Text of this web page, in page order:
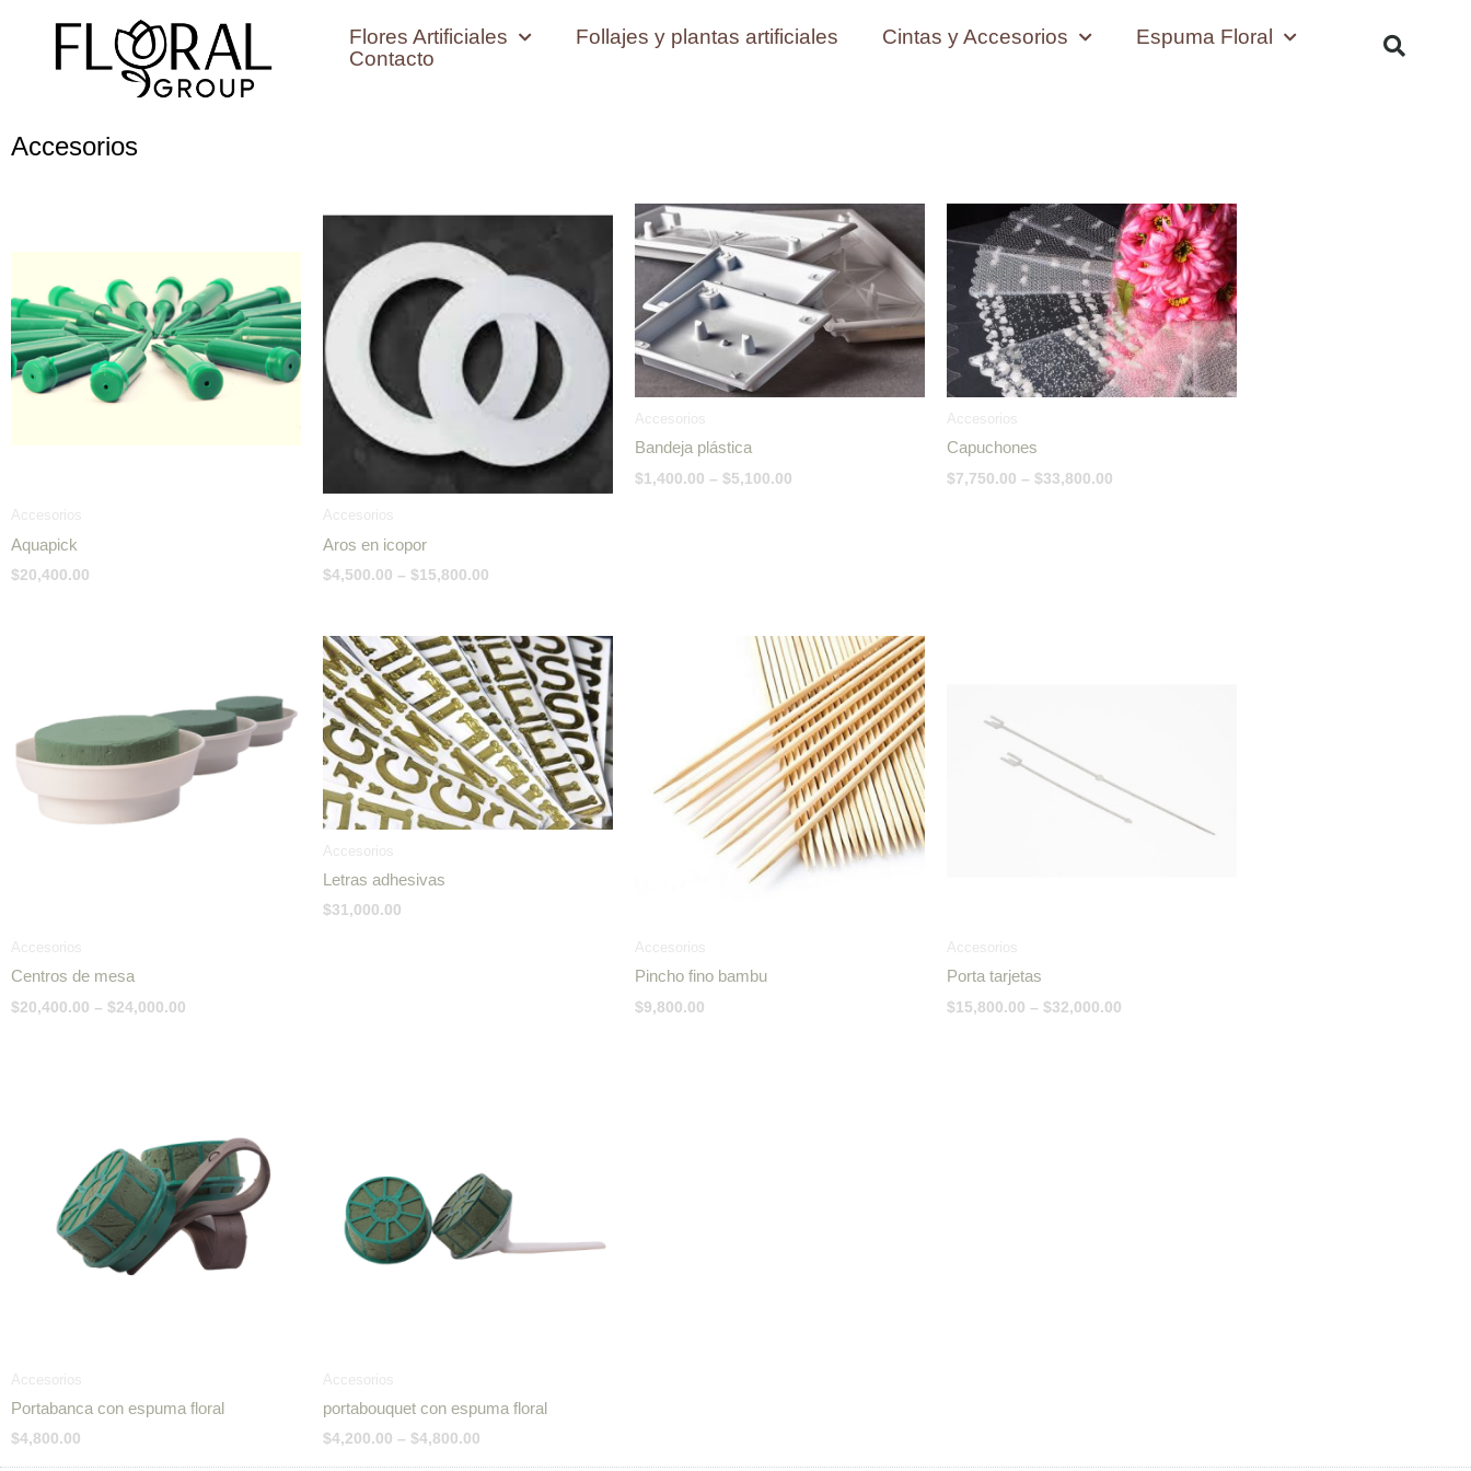
Flores Artificiales Follajes y plantas artificiales Cintas y Accesorios
Espuma Floral
Contacto
Accesorios
Accesorios
Aquapick
$20,400.00
Accesorios
Aros en icopor
$4,500.00 – $15,800.00
Price
through
$15,800.00
Accesorios
Bandeja plástica
$1,400.00 – $5,100.00
Price
range:
$1,400.00
through
$5,100.00
Accesorios
Capuchones
$7,750.00 – $33,800.00
Price
range:
$7,750.00
through
$33,800.00
Accesorios
Centros de mesa
$20,400.00 – $24,000.00
through
$24,000.00
Accesorios
Letras adhesivas
$31,000.00
Accesorios
Pincho fino bambu
$9,800.00
Accesorios
Porta tarjetas
$15,800.00 – $32,000.00
Accesorios
Portabanca con espuma floral
$4,800.00
Accesorios
portabouquet con espuma floral
$4,200.00 – $4,800.00